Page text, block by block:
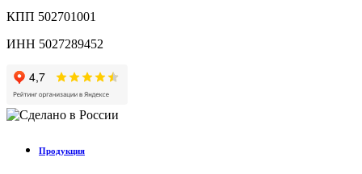
КПП 502701001
ИНН 5027289452
Продукция